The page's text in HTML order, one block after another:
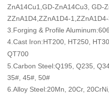
ZnA14Cu1,GD-ZnA14Cu3, GD-
ZZnA1D4,ZZnA1D4-
3. Forging & Profile Aluminum
4.Cast Iron:HT200, HT250,
QT700
5.Carbon Steel:Q195, Q235,
35#, 45#, 50#
6.Alloy Steel:20Mn, 20Cr,